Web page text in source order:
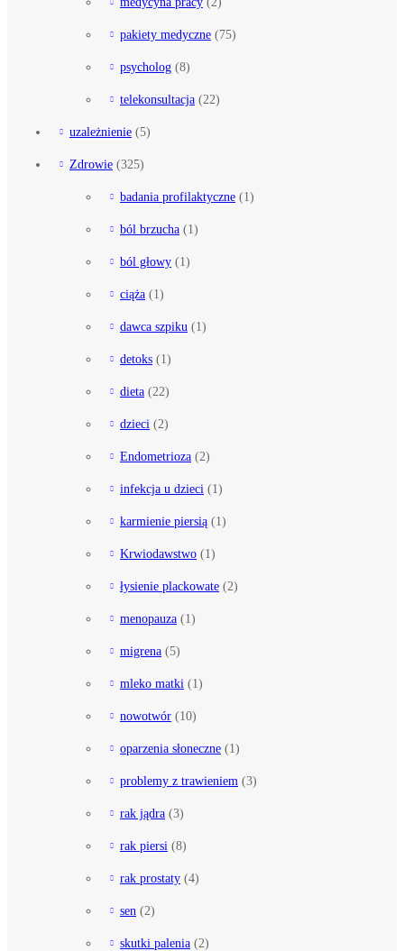
pakiety medyczne (75)
psycholog (8)
telekonsultacja (22)
uzależnienie (5)
Zdrowie (325)
badania profilaktyczne (1)
ból brzucha (1)
ból głowy (1)
ciąża (1)
dawca szpiku (1)
detoks (1)
dieta (22)
dzieci (2)
Endometrioza (2)
infekcja u dzieci (1)
karmienie piersią (1)
Krwiodawstwo (1)
łysienie plackowate (2)
menopauza (1)
migrena (5)
mleko matki (1)
nowotwór (10)
oparzenia słoneczne (1)
problemy z trawieniem (3)
rak jądra (3)
rak piersi (8)
rak prostaty (4)
sen (2)
skutki palenia (2)